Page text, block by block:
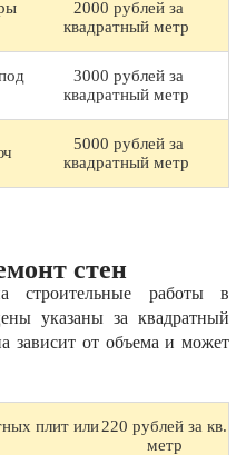
2000 рублей за
квадратный метр
3000 рублей за
квадратный метр
5000 рублей за
квадратный метр
стен
строительные работы в
указаны за квадратный
зависит от объема и может
плит или220 рублей за кв.
метр